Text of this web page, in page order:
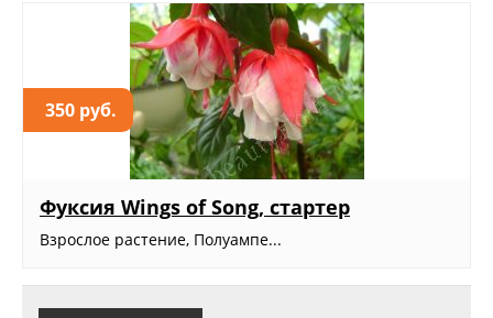
350 руб.
Фуксия Wings of Song, стартер
Взрослое растение, Полуампе...